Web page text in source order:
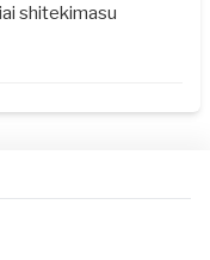
shitekimasu